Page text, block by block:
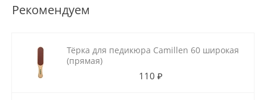
Рекомендуем
Тёрка для педикюра Camillen 60 широкая
(прямая)
110 ₽